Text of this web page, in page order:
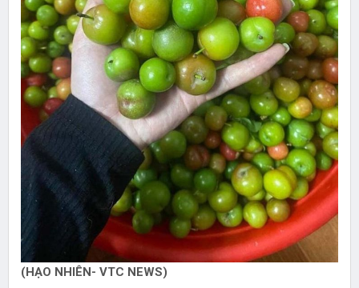
(HẠO NHIÊN- VTC NEWS)